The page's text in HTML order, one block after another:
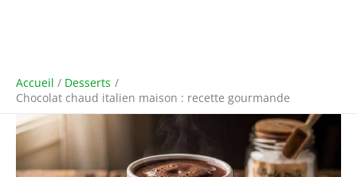
Accueil
Desserts
Chocolat chaud italien maison : recette gourmande